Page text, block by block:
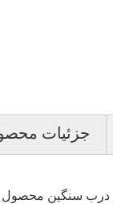
جزئیات
درب 80 کیلو گرمی روکش تاپ